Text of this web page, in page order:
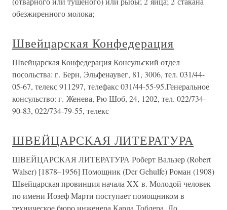
обезжиренного молока;
Швейцарская Конфедерация
Швейцарская Конфедерация Консульский отдел
посольства: г. Берн, Эльфенаувег, 81, 3006, тел. 031/44-
05-67, телекс 911297, телефакс 031/44-55-95.Генеральное
консульство: г. Женева, Рю Шоб, 24, 1202, тел. 022/734-
90-83, 022/734-79-55, телекс
ШВЕЙЦАРСКАЯ ЛИТЕРАТУРА
ШВЕЙЦАРСКАЯ ЛИТЕРАТУРА Роберт Вальзер (Robert
Walser) [1878–1956] Помощник (Der Gehulfe) Роман (1908)
Швейцарская провинция начала XX в. Молодой человек
по имени Иозеф Марти поступает помощником в
техническое бюро инженера Карла Тоблера. До